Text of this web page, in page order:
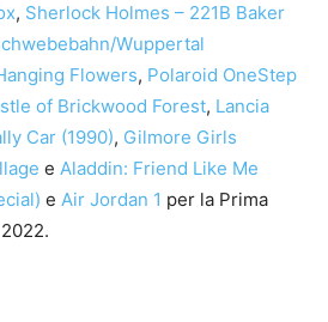
, Sherlock Holmes – 221B Baker
Wuppertal
Flowers, Polaroid OneStep
of Brickwood Forest, Lancia
Car (1990), Gilmore Girls
e Aladdin: Friend Like Me
e Air Jordan 1 per la Prima